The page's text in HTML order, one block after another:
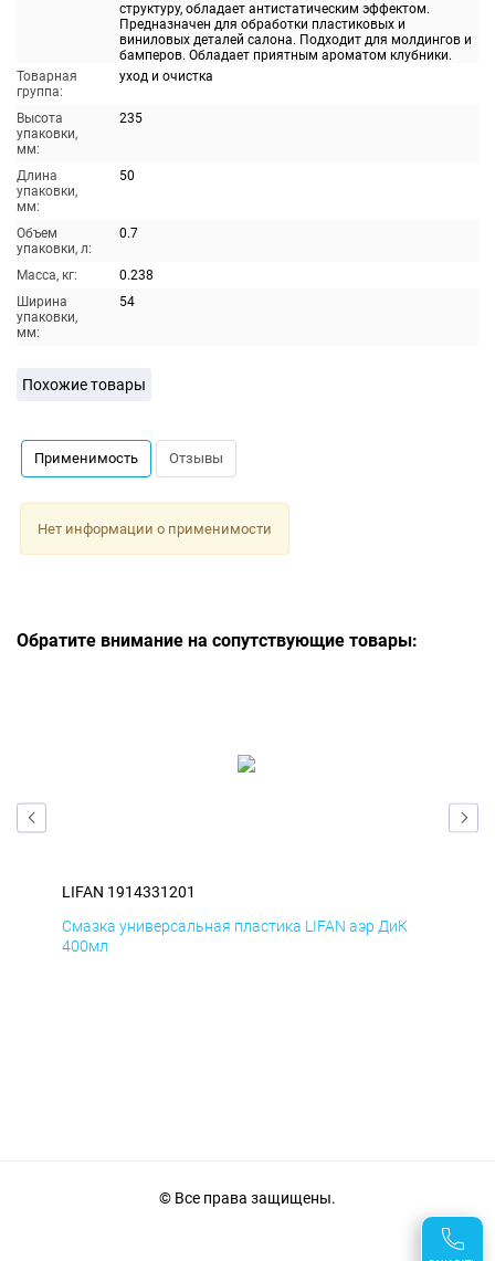
структуру, обладает антистатическим эффектом.
Предназначен для обработки пластиковых и
виниловых деталей салона. Подходит для молдингов и
бамперов. Обладает приятным ароматом клубники.
Товарная
группа:
уход и очистка
Высота
упаковки,
мм:
235
Длина
упаковки,
мм:
50
Объем
упаковки, л:
0.7
Масса, кг:
0.238
Ширина
упаковки,
мм:
54
Похожие товары
Применимость Отзывы
Нет информации о применимости
Обратите внимание на сопутствующие товары:
LIFAN 1914331201
Смазка универсальная пластика LIFAN аэр ДиК
400мл
© Все права защищены.